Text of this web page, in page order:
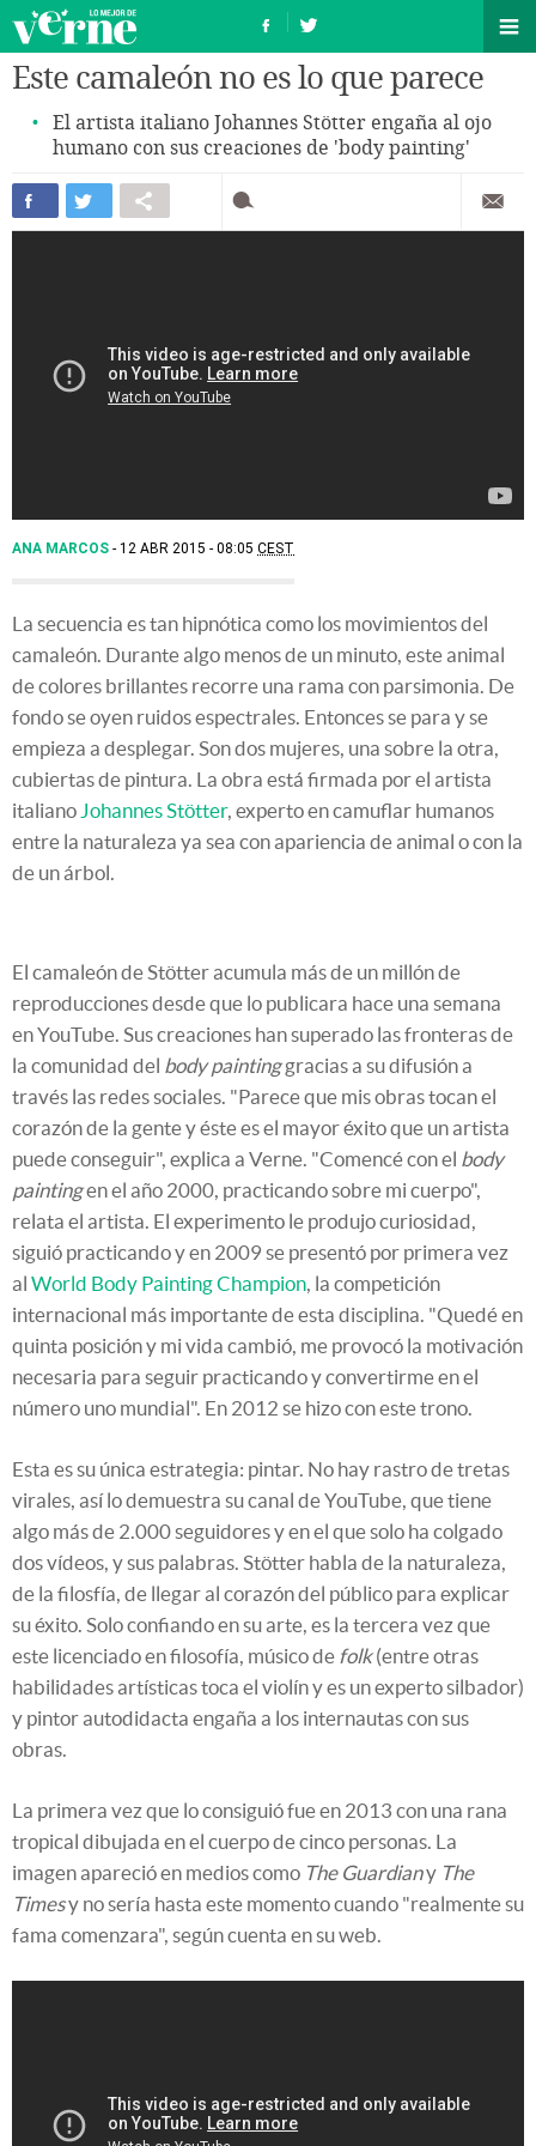
Este camaleón no es lo que parece
El artista italiano Johannes Stötter engaña al ojo
humano con sus creaciones de 'body painting'
ANA MARCOS 12 ABR 2015 - 08:05 CEST
La secuencia es tan hipnótica como los movimientos del
camaleón. Durante algo menos de un minuto, este animal
de colores brillantes recorre una rama con parsimonia. De
fondo se oyen ruidos espectrales. Entonces se para y se
empieza a desplegar. Son dos mujeres, una sobre la otra,
cubiertas de pintura. La obra está firmada por el artista
italiano Johannes Stötter, experto en camuflar humanos
entre la naturaleza ya sea con apariencia de animal o con la
de un árbol.
El camaleón de Stötter acumula más de un millón de
reproducciones desde que lo publicara hace una semana
en YouTube. Sus creaciones han superado las fronteras de
la comunidad del body paintinggracias a su difusión a
través las redes sociales. "Parece que mis obras tocan el
corazón de la gente y éste es el mayor éxito que un artista
puede conseguir", explica a Verne. "Comencé con el body
paintingen el año 2000, practicando sobre mi cuerpo",
relata el artista. El experimento le produjo curiosidad,
siguió practicando y en 2009 se presentó por primera vez
al World Body Painting Champion , la competición
internacional más importante de esta disciplina. "Quedé en
quinta posición y mi vida cambió, me provocó la motivación
necesaria para seguir practicando y convertirme en el
número uno mundial". En 2012 se hizo con este trono.
Esta es su única estrategia: pintar. No hay rastro de tretas
virales, así lo demuestra su canal de YouTube, que tiene
algo más de 2.000 seguidores y en el que solo ha colgado
dos vídeos, y sus palabras. Stötter habla de la naturaleza,
de la filosfía, de llegar al corazón del público para explicar
su éxito. Solo confiando en su arte, es la tercera vez que
este licenciado en filosofía, músico de folk(entre otras
habilidades artísticas toca el violín y es un experto silbador)
y pintor autodidacta engaña a los internautas con sus
obras.
La primera vez que lo consiguió fue en 2013 con una rana
tropical dibujada en el cuerpo de cinco personas. La
imagen apareció en medios como The Guardiany The
Timesy no sería hasta este momento cuando "realmente su
fama comenzara", según cuenta en su web.